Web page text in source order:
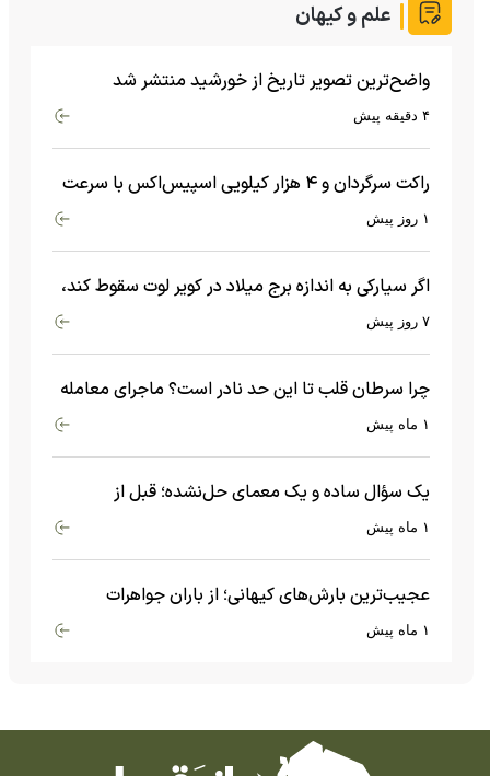
علم و کیهان
واضح‌ترین تصویر تاریخ از خورشید منتشر شد
۴ دقیقه پیش
راکت سرگردان و ۴ هزار کیلویی اسپیس‌اکس با سرعت
هشت هزار و ۶۹۰ کیلومتر در ساعت به ماه برخورد کرد۱ روز پیش
اگر سیارکی به اندازه برج میلاد در کویر لوت سقوط کند،
چه اتفاقی می‌افتد؟
۷ روز پیش
چرا سرطان قلب تا این حد نادر است؟ ماجرای معامله
عجیبی که در بدن اتفاق می‌افتد!۱ ماه پیش
یک سؤال ساده و یک معمای حل‌نشده؛ قبل از
بیگ‌بنگ و آغاز جهان چه چیزی وجود داشت؟۱ ماه پیش
عجیب‌ترین بارش‌های کیهانی؛ از باران جواهرات
گران‌قیمت تا بارش آهن و شیشه۱ ماه پیش